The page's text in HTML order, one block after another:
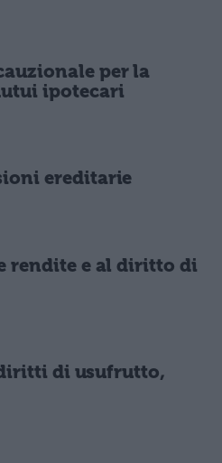
per la
ipotecari
ereditarie
rendite e al diritto di
di usufrutto,